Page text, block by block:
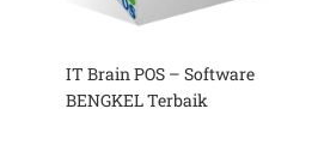
IT Brain POS – Software
BENGKEL Terbaik